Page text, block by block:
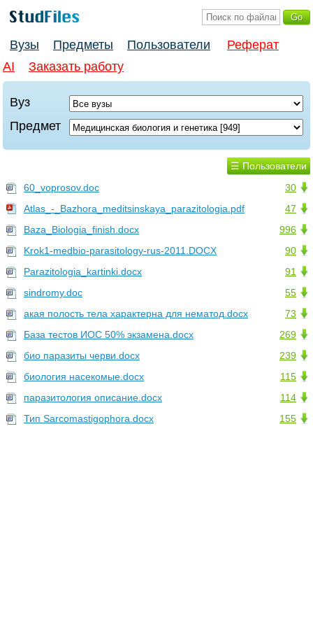
Вузы Предметы Пользователи
Реферат
AI
Заказать работу
Вуз
Предмет
☰ Пользователи
30
60_voprosov.doc
47
Atlas_-_Bazhora_meditsinskaya_parazitologia.pdf
996
Baza_Biologia_finish.docx
90
Krok1-medbio-parasitology-rus-2011.DOCX
91
Parazitologia_kartinki.docx
55
sindromy.doc
73
акая полость тела характерна для нематод.docx
269
База тестов ИОС 50% экзамена.docx
239
био паразиты черви.docx
115
биология насекомые.docx
114
паразитология описание.docx
155
Тип Sarcomastigophora.docx